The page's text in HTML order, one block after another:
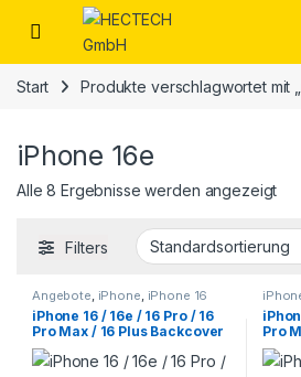
Open
Start Produkte verschlagwortet mit
iPhone 16e
Alle 8 Ergebnisse werden angezeigt
Filters
Angebote, iPhone, iPhone 16
Serie Smartphone Reparatur
iPhone 16 / 16e / 16 Pro / 16
Pro Max / 16 Plus Backcover
Glas tauschen
Pro